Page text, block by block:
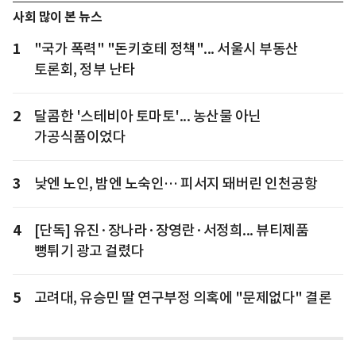
사회 많이 본 뉴스
1
"국가 폭력" "돈키호테 정책"... 서울시 부동산
토론회, 정부 난타
2
달콤한 '스테비아 토마토'... 농산물 아닌
가공식품이었다
3 낮엔 노인, 밤엔 노숙인… 피서지 돼버린 인천공항
4
[단독] 유진·장나라·장영란·서정희... 뷰티제품
뻥튀기 광고 걸렸다
5 고려대, 유승민 딸 연구부정 의혹에 "문제없다" 결론